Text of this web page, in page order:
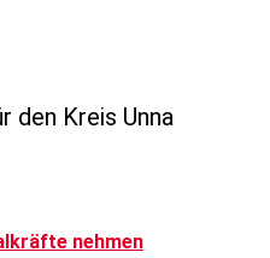
den Kreis Unna
nehmen